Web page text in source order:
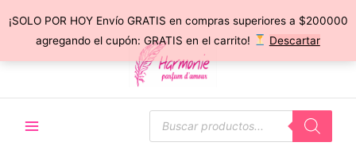
¡SOLO POR HOY Envío GRATIS en compras superiores a $200000
agregando el cupón: GRATIS en el carrito!
Descartar
Búsqueda